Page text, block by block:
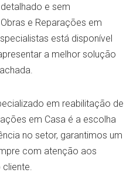
e sem
e Reparações em
está disponível
a melhor solução
em reabilitação de
em Casa é a escolha
no setor, garantimos um
com atenção aos